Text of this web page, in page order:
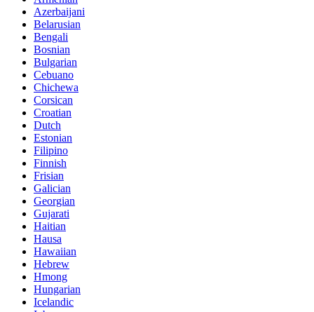
Azerbaijani
Belarusian
Bengali
Bosnian
Bulgarian
Cebuano
Chichewa
Corsican
Croatian
Dutch
Estonian
Filipino
Finnish
Frisian
Galician
Georgian
Gujarati
Haitian
Hausa
Hawaiian
Hebrew
Hmong
Hungarian
Icelandic